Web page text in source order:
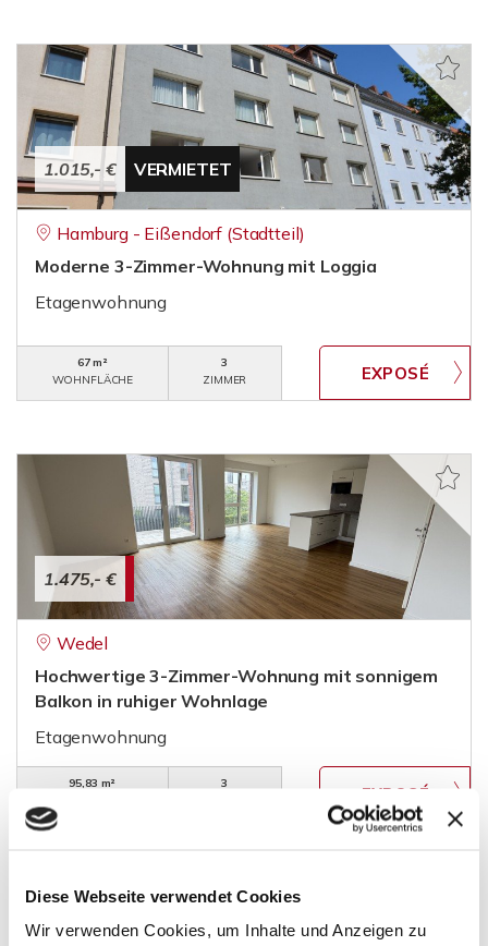
Diese Webseite verwendet Cookies
Wir verwenden Cookies, um Inhalte und Anzeigen zu
1.015,- € VERMIETET
Hamburg - Eißendorf (Stadtteil)
Moderne 3-Zimmer-Wohnung mit Loggia
Etagenwohnung
67 m²
WOHNFLÄCHE
3
ZIMMER
1.475,- €
Wedel
Hochwertige 3-Zimmer-Wohnung mit sonnigem
Balkon in ruhiger Wohnlage
Etagenwohnung
95,83 m²
3